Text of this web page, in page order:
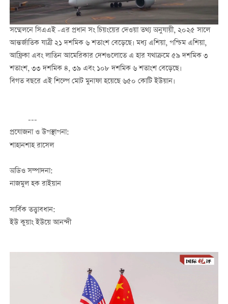
সম্মেলনে সিএএই -এর প্রধান সং চিয়ংয়ের দেওয়া তথ্য অনুযায়ী, ২০২৫ সালে
আন্তর্জাতিক যাত্রী ২১ দশমিক ৬ শতাংশ বেড়েছে। মধ্য এশিয়া, পশ্চিম এশিয়া,
আফ্রিকা এবং লাতিন আমেরিকার দেশগুলোতে এ হার যথাক্রমে ৫৯ দশমিক ৩
শতাংশ, ৩৩ দশমিক ৪, ৩৯ এবং ১০৮ দশমিক ৬ শতাংশ বেড়েছে।
বিগত বছরে এই শিল্পে মোট মুনাফা হয়েছে ৬৫০ কোটি ইউয়ান।
---
প্রযোজনা ও উপস্থাপনা:
শাহানশাহ রাসেল
অডিও সম্পাদনা:
নাজমুল হক রাইয়ান
সার্বিক তত্ত্বাবধান:
ইউ কুয়াং ইউয়ে আনন্দী